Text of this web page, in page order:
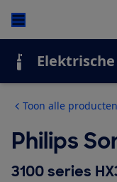
Toon alle producten
Philips
3100 series